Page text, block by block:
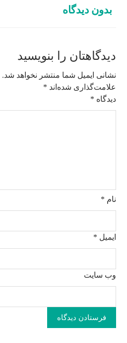
بدون دیدگاه
دیدگاهتان را بنویسید
نشانی ایمیل شما منتشر نخواهد شد.
علامت‌گذاری شده‌اند *
دیدگاه *
نام *
ایمیل *
وب‌ سایت
فرستادن دیدگاه